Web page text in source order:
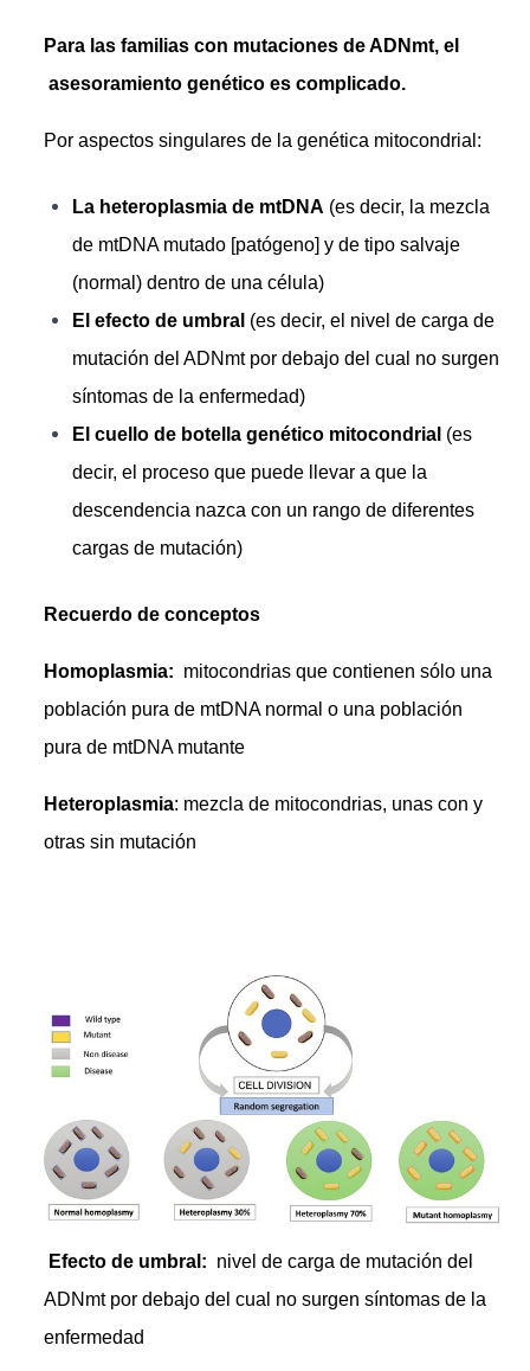
Para las familias con mutaciones de ADNmt, el
asesoramiento genético es complicado.
Por aspectos singulares de la genética mitocondrial:
La heteroplasmia de mtDNA (es decir, la mezcla
de mtDNA mutado [patógeno] y de tipo salvaje
(normal) dentro de una célula)
El efecto de umbral (es decir, el nivel de carga de
mutación del ADNmt por debajo del cual no surgen
síntomas de la enfermedad)
El cuello de botella genético mitocondrial (es
decir, el proceso que puede llevar a que la
descendencia nazca con un rango de diferentes
cargas de mutación)
Recuerdo de conceptos
Homoplasmia: mitocondrias que contienen sólo una
población pura de mtDNA normal o una población
pura de mtDNA mutante
Heteroplasmia: mezcla de mitocondrias, unas con y
otras sin mutación
Efecto de umbral: nivel de carga de mutación del
ADNmt por debajo del cual no surgen síntomas de la
enfermedad